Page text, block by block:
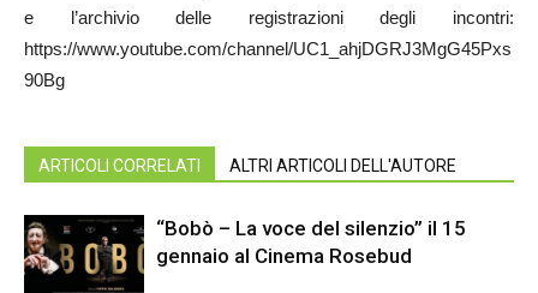
e l’archivio delle registrazioni degli incontri:
https://www.youtube.com/channel/UC1_ahjDGRJ3MgG45Pxs
90Bg
ARTICOLI CORRELATI ALTRI ARTICOLI DELL'AUTORE
“Bobò – La voce del silenzio” il 15
gennaio al Cinema Rosebud